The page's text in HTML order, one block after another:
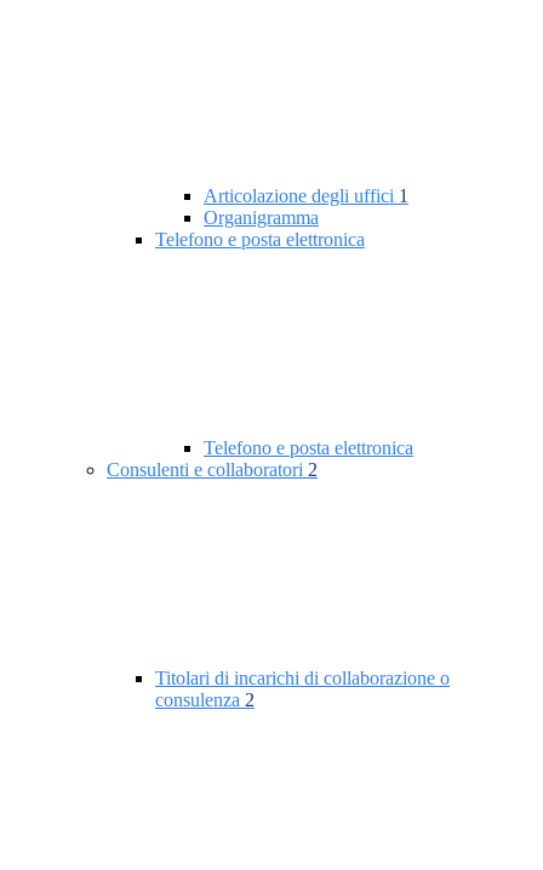
Articolazione degli uffici 1
Organigramma
Telefono e posta elettronica
Telefono e posta elettronica
Consulenti e collaboratori 2
Titolari di incarichi di collaborazione o
consulenza 2